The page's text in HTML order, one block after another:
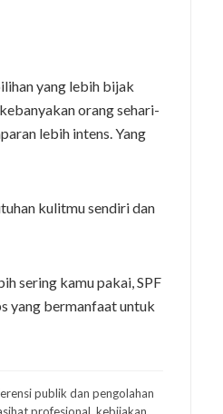
yang lebih bijak
orang sehari-
lebih intens. Yang
kulitmu sendiri dan
sering kamu pakai, SPF
yang bermanfaat untuk
publik dan pengolahan